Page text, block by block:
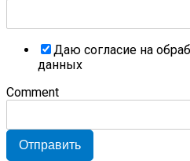
Даю согласие на
данных
Comment
Отправить